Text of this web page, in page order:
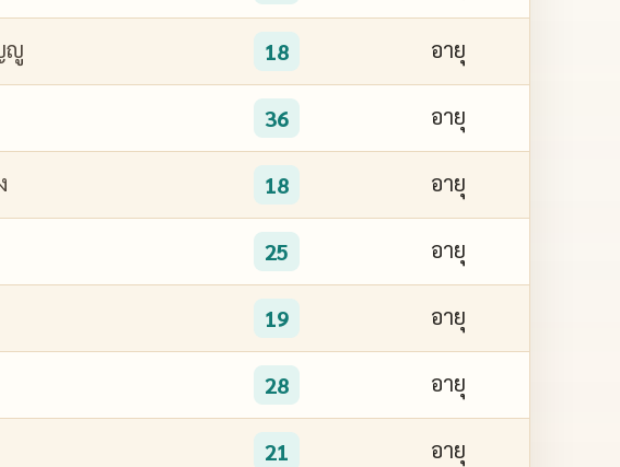
ญู 18 อายุ
36 อายุ
18 อายุ
25 อายุ
19 อายุ
28 อายุ
21 อายุ